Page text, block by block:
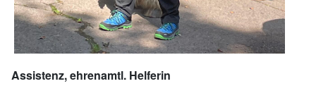
Assistenz, ehrenamtl. Helferin